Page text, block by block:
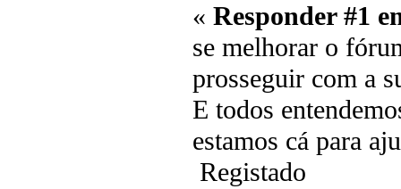
« Responder #1
se melhorar o
prosseguir com a
E todos
estamos cá para
Registado